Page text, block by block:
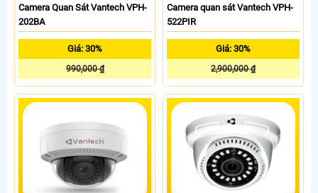
Camera Quan Sát Vantech VPH-
202BA
Giá: 30%
990,000 ₫
Camera quan sát Vantech VPH-
522PIR
Giá: 30%
2,900,000 ₫